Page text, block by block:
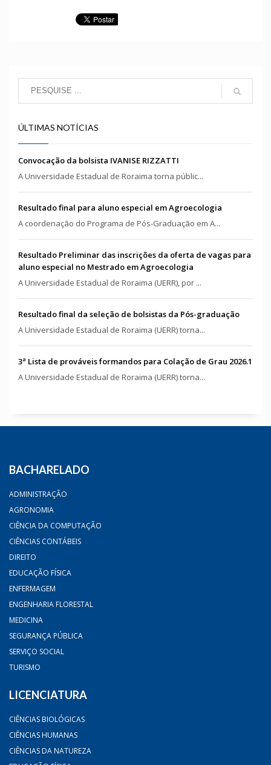
ÚLTIMAS NOTÍCIAS
Convocação da bolsista IVANISE RIZZATTI
A Universidade Estadual de Roraima torna públic...
Resultado final para aluno especial em Agroecologia
A coordenação do Programa de Pós-Graduação em A...
Resultado Preliminar das inscrições da oferta de vagas para
aluno especial no Mestrado em Agroecologia
A Universidade Estadual de Roraima (UERR), por ...
Resultado final da seleção de bolsistas da Pós-graduação
A Universidade Estadual de Roraima (UERR) torna...
3ª Lista de prováveis formandos para Colação de Grau 2026.1
A Universidade Estadual de Roraima (UERR) torna...
BACHARELADO
ADMINISTRAÇÃO
AGRONOMIA
CIÊNCIA DA COMPUTAÇÃO
CIÊNCIAS CONTÁBEIS
DIREITO
EDUCAÇÃO FÍSICA
ENFERMAGEM
ENGENHARIA FLORESTAL
MEDICINA
SEGURANÇA PÚBLICA
SERVIÇO SOCIAL
TURISMO
LICENCIATURA
CIÊNCIAS BIOLÓGICAS
CIÊNCIAS HUMANAS
CIÊNCIAS DA NATUREZA